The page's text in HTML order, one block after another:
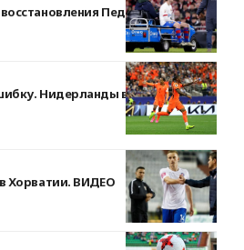
Педри и де Йонга
Нидерланды во второй раз
Хорватии. ВИДЕО